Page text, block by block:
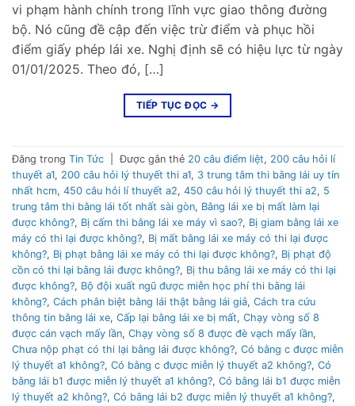
vi phạm hành chính trong lĩnh vực giao thông đường
bộ. Nó cũng đề cập đến việc trừ điểm và phục hồi
điểm giấy phép lái xe. Nghị định sẽ có hiệu lực từ ngày
01/01/2025. Theo đó, […]
TIẾP TỤC ĐỌC →
Đăng trong Tin Tức Được gắn thẻ 20 câu điểm liệt, 200 câu hỏi lí
thuyết a1, 200 câu hỏi lý thuyết thi a1, 3 trung tâm thi bằng lái uy tín
nhất hcm, 450 câu hỏi lí thuyết a2, 450 câu hỏi lý thuyết thi a2, 5
trung tâm thi bằng lái tốt nhất sài gòn, Bằng lái xe bị mất làm lại
được không?, Bị cấm thi bằng lái xe máy vì sao?, Bị giam bằng lái xe
máy có thi lại được không?, Bị mất bằng lái xe máy có thi lại được
không?, Bị phạt bằng lái xe máy có thi lại được không?, Bị phạt độ
cồn có thi lại bằng lái được không?, Bị thu bằng lái xe máy có thi lại
được không?, Bộ đội xuất ngũ được miễn học phí thi bằng lái
không?, Cách phân biệt bằng lái thật bằng lái giả, Cách tra cứu
thông tin bằng lái xe, Cấp lại bằng lái xe bị mất, Chạy vòng số 8
được cán vạch mấy lần, Chạy vòng số 8 được đè vạch mấy lần,
Chưa nộp phạt có thi lại bằng lái được không?, Có bằng c được miễn
lý thuyết a1 không?, Có bằng c được miễn lý thuyết a2 không?, Có
bằng lái b1 được miễn lý thuyết a1 không?, Có bằng lái b1 được miễn
lý thuyết a2 không?, Có bằng lái b2 được miễn lý thuyết a1 không?,